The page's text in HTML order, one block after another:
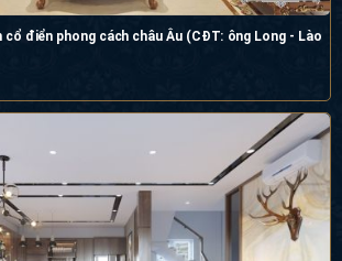
điển phong cách châu Âu (CĐT: ông Long - Lào